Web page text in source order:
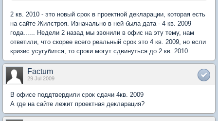
2 кв. 2010 - это новый срок в проектной декларации, которая есть
на сайте Жилстроя. Изначально в ней была дата - 4 кв. 2009
года...... Недели 2 назад мы звонили в офис на эту тему, нам
ответили, что скорее всего реальный срок это 4 кв. 2009, но если
кризис усугубится, то сроки могут сдвинуться до 2 кв. 2010.
Factum
29 Jul 2009
В офисе поддтвердили срок сдачи 4кв. 2009
А где на сайте лежит проектная декларация?